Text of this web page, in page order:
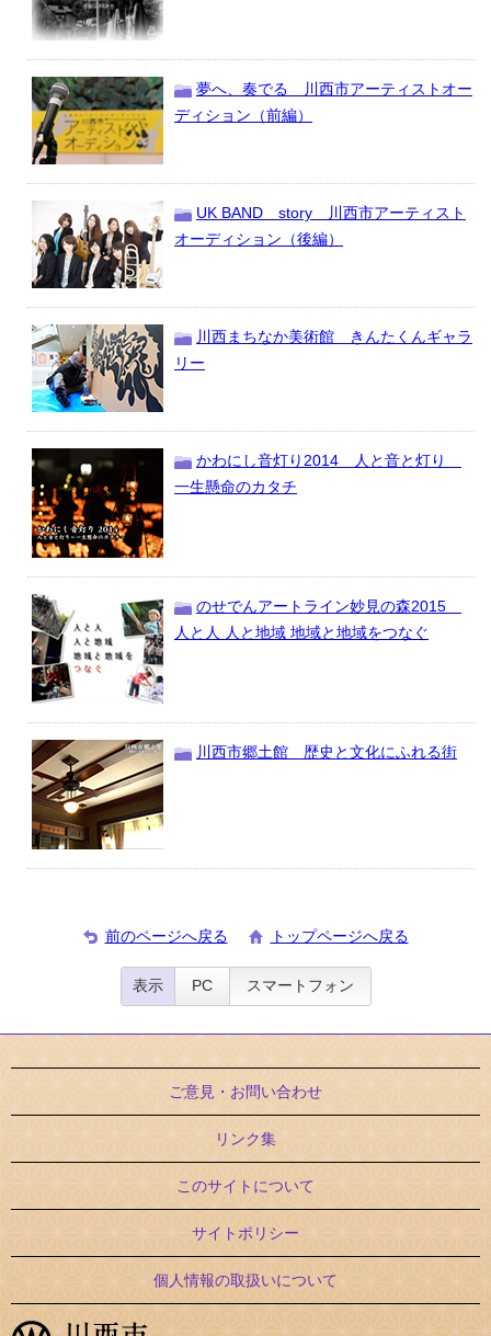
夢へ、奏でる 川西市アーティストオー
ディション（前編）
UK BAND story 川西市アーティスト
オーディション（後編）
川西まちなか美術館 きんたくんギャラ
リー
かわにし音灯り2014 人と音と灯り
一生懸命のカタチ
のせでんアートライン妙見の森2015
人と人 人と地域 地域と地域をつなぐ
川西市郷土館 歴史と文化にふれる街
前のページへ戻る トップページへ戻る
表示 PC スマートフォン
ご意見・お問い合わせ
リンク集
このサイトについて
サイトポリシー
個人情報の取扱いについて